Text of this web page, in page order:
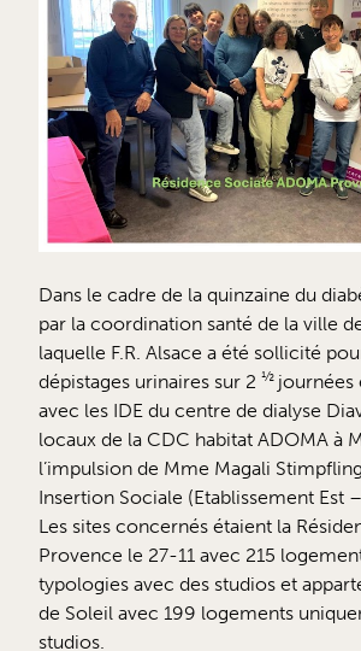
Dans le cadre de la quinzaine du
par la coordination santé de la ville
laquelle F.R. Alsace a été sollicité
dépistages urinaires sur 2 ½ journées
avec les IDE du centre de dialyse
locaux de la CDC habitat ADOMA à
l’impulsion de Mme Magali
Insertion Sociale (Etablissement Est
Les sites concernés étaient la
Provence le 27-11 avec 215
typologies avec des studios et
de Soleil avec 199 logements
studios.